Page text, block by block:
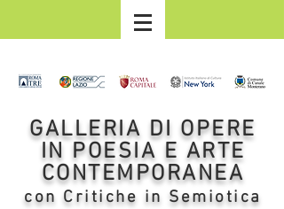
GALLERIA DI OPERE
IN POESIA E ARTE
CONTEMPORANEA
con Critiche in Semiotica